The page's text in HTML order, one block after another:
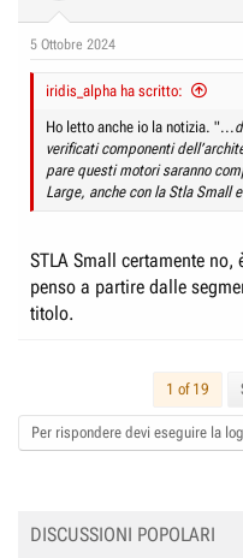
s
5 Ottobre 2024
iridis_alpha ha scritto:
Ho letto anche io la notizia. "...
verificati componenti
pare questi motori saranno
Large, anche con la Stla Small
STLA Small certamente
penso a partire dalle
titolo.
1 of 19
Per rispondere devi eseguire la
DISCUSSIONI POPOLARI